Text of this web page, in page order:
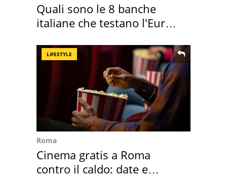
Quali sono le 8 banche
italiane che testano l'Euro
LIFESTYLE
Roma
Cinema gratis a Roma
contro il caldo: date e